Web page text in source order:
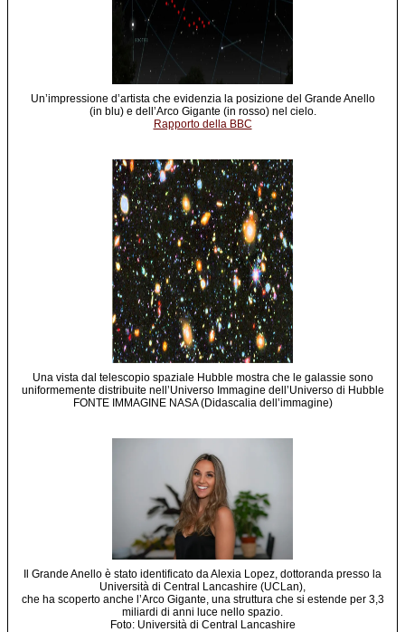
Un’impressione d’artista che evidenzia la posizione del Grande Anello
(in blu) e dell’Arco Gigante (in rosso) nel cielo.
Rapporto della BBC
Una vista dal telescopio spaziale Hubble mostra che le galassie sono
uniformemente distribuite nell’Universo Immagine dell’Universo di Hubble
FONTE IMMAGINE NASA (Didascalia dell’immagine)
Il Grande Anello è stato identificato da Alexia Lopez, dottoranda presso la
Università di Central Lancashire (UCLan),
che ha scoperto anche l’Arco Gigante, una struttura che si estende per 3,3
miliardi di anni luce nello spazio.
Foto: Università di Central Lancashire